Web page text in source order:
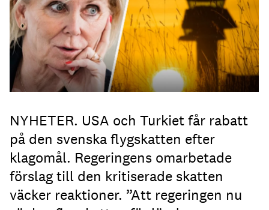
NYHETER. USA och Turkiet får rabatt
på den svenska flygskatten efter
klagomål. Regeringens omarbetade
förslag till den kritiserade skatten
väcker reaktioner. ”Att regeringen nu